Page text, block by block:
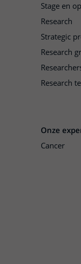
Stage en
Research
Strategic
Research
Research
Onze
Cancer